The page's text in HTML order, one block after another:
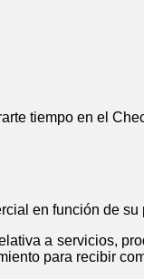
tiempo en el
en función de su
a servicios,
para recibir